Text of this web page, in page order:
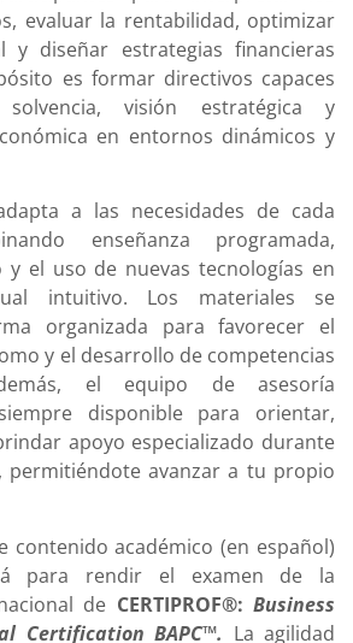
evaluar la rentabilidad, optimizar
diseñar estrategias financieras
es formar directivos capaces
visión estratégica y
en entornos dinámicos y
a las necesidades de cada
enseñanza programada,
el uso de nuevas tecnologías en
intuitivo. Los materiales se
organizada para favorecer el
y el desarrollo de competencias
el equipo de asesoría
disponible para orientar,
apoyo especializado durante
avanzar a tu propio
contenido académico (en español)
para rendir el examen de la
de CERTIPROF®: Business
Certification BAPC™. La agilidad